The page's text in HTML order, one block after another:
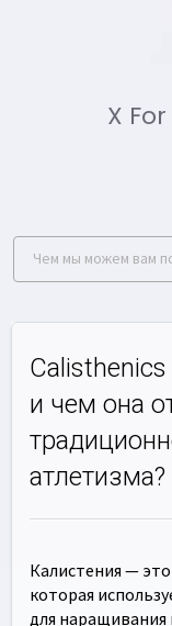
X
Calisthenics
и чем она
атлетизма?
Калистения —
которая
для